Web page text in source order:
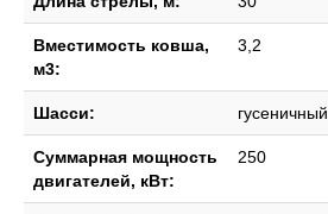
Вместимость ковша,
м3:
3,2
Шасси: гусеничный
Суммарная мощность
двигателей, кВт:
250